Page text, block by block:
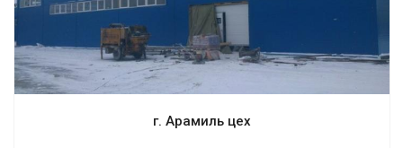
Смотреть проект
г. Арамиль цех